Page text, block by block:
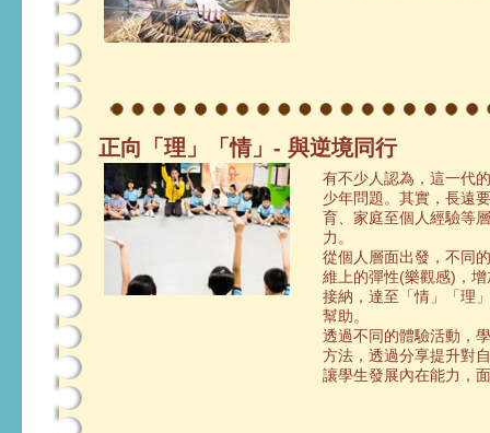
正向「理」「情」- 與逆境同行
有不少人認為，這一代
少年問題。其實，長遠
育、家庭至個人經驗等
力。
從個人層面出發，不同
維上的彈性(樂觀感)，
接納，達至「情」「理
幫助。
透過不同的體驗活動，
方法，透過分享提升對
讓學生發展內在能力，